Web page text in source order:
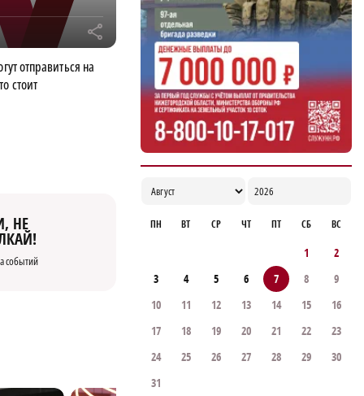
r
отправиться на
стоит
НЕ
событий
АО «Транснефть – Верхняя Волга»
удостоено Благодарности Президента
России
16:59
ПН ВТ СР ЧТ ПТ СБ ВС
1
2
3
4 5 6 7 8
9
10
11 12 13 14 15
16
17
18 19 20 21 22
23
24
25 26 27 28 29
30
31